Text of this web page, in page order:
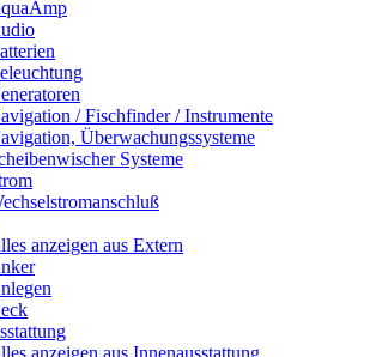
/ Fischfinder / Instrumente
Überwachungssysteme
Systeme
anzeigen aus Extern
anzeigen aus Innenausstattung